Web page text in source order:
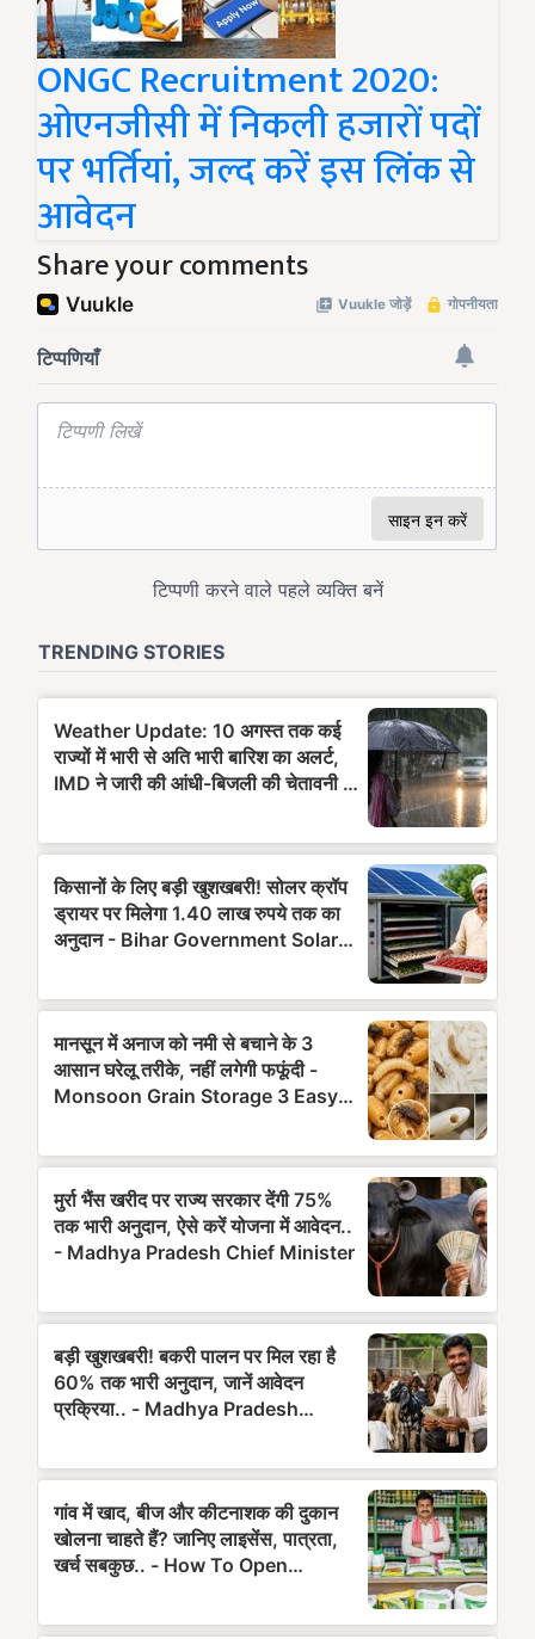
ONGC Recruitment 2020:
ओएनजीसी में निकली हजारों पदों
पर भर्तियां, जल्द करें इस लिंक से
आवेदन
Share your comments